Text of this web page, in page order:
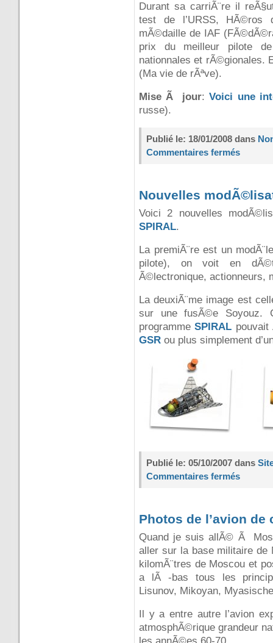
Durant sa carriÃ¨re il
test de l’URSS, HÃ©ros
mÃ©daille de IAF
prix du meilleur pilote de
nationnales et rÃ©gionales.
(Ma vie de rÃªve).
Mise Ã jour:Voici une
russe).
Publié le: 18/01/2008 dans
Commentaires fermés
Nouvelles
Voici 2 nouvelles
SPIRAL.
La premiÃ¨re est un
pilote), on voit en
Ã©lectronique, actionneurs,
La deuxiÃ¨me image est
sur une fusÃ©e Soyouz.
programmeSPIRAL
GSR ou plus simplement
Publié le: 05/10/2007 dans
Commentaires fermés
Photos de l’avion de
Quand je suis allÃ© Ã
aller sur la base militaire
kilomÃ¨tres de Moscou et
a lÃ -bas tous les
Lisunov, Mikoyan,
Il y a entre autre l’avion
atmosphÃ©rique grandeur